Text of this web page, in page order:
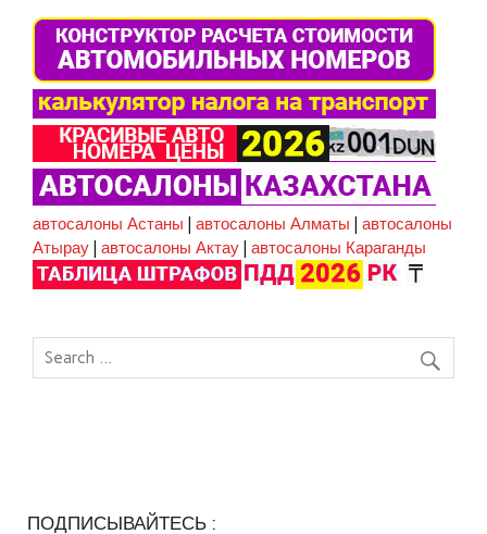
автосалоны Астаны |автосалоны Алматы |автосалоны
Атырау |автосалоны Актау |автосалоны Караганды
ПОДПИСЫВАЙТЕСЬ :